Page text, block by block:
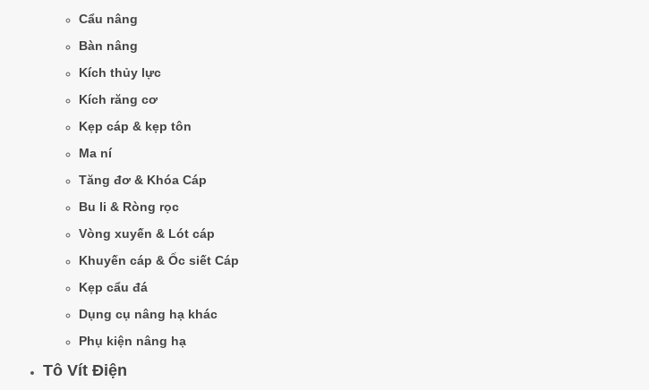
Cẩu nâng
Bàn nâng
Kích thủy lực
Kích răng cơ
Kẹp cáp & kẹp tôn
Ma ní
Tăng đơ & Khóa Cáp
Bu li & Ròng rọc
Vòng xuyến & Lót cáp
Khuyến cáp & Ốc siết Cáp
Kẹp cẩu đá
Dụng cụ nâng hạ khác
Phụ kiện nâng hạ
Tô Vít Điện